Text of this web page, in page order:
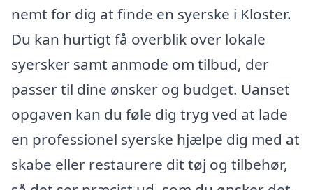
nemt for dig at finde en syerske i Kloster.
Du kan hurtigt få overblik over lokale
syersker samt anmode om tilbud, der
passer til dine ønsker og budget. Uanset
opgaven kan du føle dig tryg ved at lade
en professionel syerske hjælpe dig med at
skabe eller restaurere dit tøj og tilbehør,